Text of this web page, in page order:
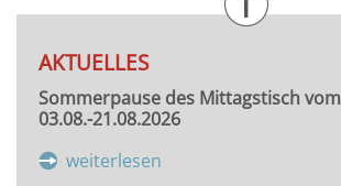
AKTUELLES
Sommerpause des Mittagstisch vom
03.08.-21.08.2026
weiterlesen